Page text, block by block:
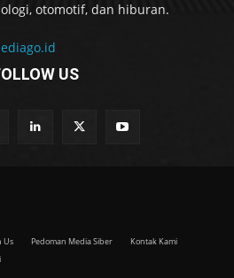
otomotif, dan hiburan.
US
Us Pedoman Media Siber
Kontak Kami